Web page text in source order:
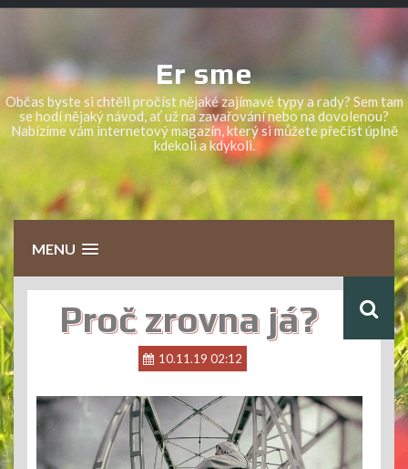
Skip
Er sme
Občas byste si chtěli pročíst nějaké zajímavé typy a rady? Sem tam
se hodí nějaký návod, ať už na zavařování nebo na dovolenou?
Nabízíme vám internetový magazín, který si můžete přečíst úplně
kdekoli a kdykoli.
MENU
Proč zrovna já?
10.11.19 02:12